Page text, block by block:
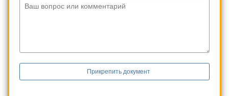
Ваш вопрос или комментарий
Прикрепить документ